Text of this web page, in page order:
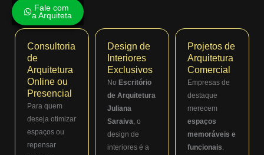
Fale com
a Arquiteta
Consultoria
de
Arquitetura
Online ou
Presencial
Para quem
deseja otimizar
espaços ou
repensar
Design de
Interiores
Exclusivos
No Escritório
de Arquitetura
Juliana
Saraiva, o
design de
interiores é a
Projetos de
Arquitetura
Comercial
Empresas de
destaque
merecem
espaços
memoráveis e
funcionais.